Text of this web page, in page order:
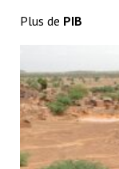
Plus de PIB